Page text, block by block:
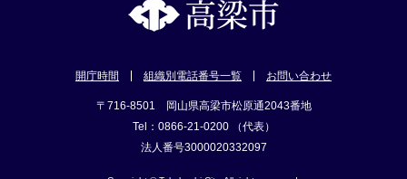
開庁時間 組織別電話番号一覧 お問い合わせ
〒716-8501 岡山県高梁市松原通2043番地
Tel：0866-21-0200 （代表）
法人番号3000020332097